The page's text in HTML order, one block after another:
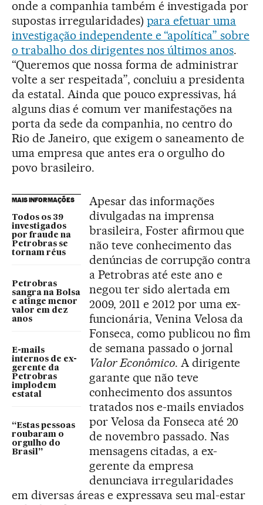
onde a companhia também é investigada por
supostas irregularidades) para efetuar uma
investigação independente e “apolítica” sobre
o trabalho dos dirigentes nos últimos anos.
“Queremos que nossa forma de administrar
volte a ser respeitada”, concluiu a presidenta
da estatal. Ainda que pouco expressivas, há
alguns dias é comum ver manifestações na
porta da sede da companhia, no centro do
Rio de Janeiro, que exigem o saneamento de
uma empresa que antes era o orgulho do
povo brasileiro.
MAIS INFORMAÇÕES
Todos os 39
investigados
por fraude na
Petrobras se
tornam réus
Petrobras
sangra na Bolsa
e atinge menor
valor em dez
anos
E-mails
internos de ex-
gerente da
Petrobras
implodem
estatal
“Estas pessoas
roubaram o
orgulho do
Brasil”
Apesar das informações
divulgadas na imprensa
brasileira, Foster afirmou que
não teve conhecimento das
denúncias de corrupção contra
a Petrobras até este ano e
negou ter sido alertada em
2009, 2011 e 2012 por uma ex-
funcionária, Venina Velosa da
Fonseca, como publicou no fim
de semana passado o jornal
Valor Econômico. A dirigente
garante que não teve
conhecimento dos assuntos
tratados nos e-mails enviados
por Velosa da Fonseca até 20
de novembro passado. Nas
mensagens citadas, a ex-
gerente da empresa
denunciava irregularidades
em diversas áreas e expressava seu mal-estar